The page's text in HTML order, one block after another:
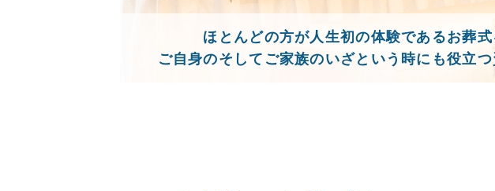
ほとんどの方が人生初の体験であるお葬
ご自身のそしてご家族のいざという時にも役立